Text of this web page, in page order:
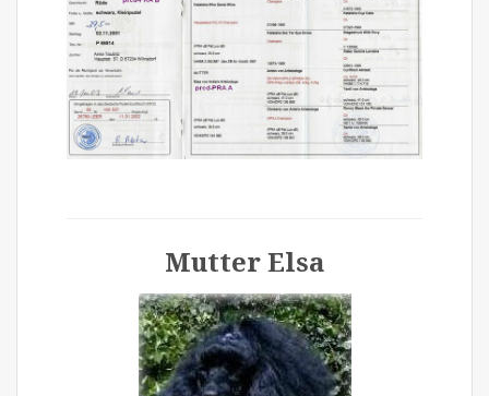
Mutter Elsa